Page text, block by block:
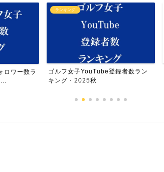
ロワー数ラ
ランキング
ゴルフ女子YouTube登録者数ラン
キング・2025秋